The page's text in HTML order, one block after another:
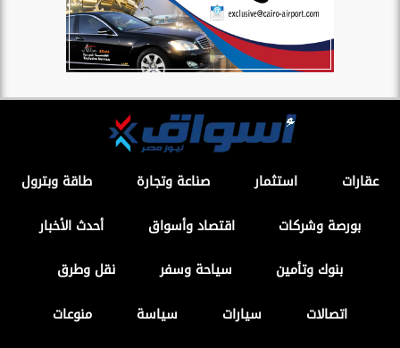
عقارات استثمار صناعة وتجارة
طاقة وبترول
بورصة وشركات
اقتصاد وأسواق
أحدث الأخبار
بنوك وتأمين
سياحة وسفر
نقل وطرق
اتصالات
سيارات سياسة
منوعات